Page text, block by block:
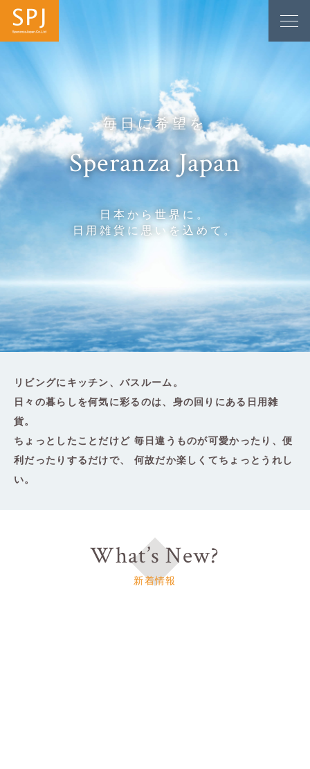
毎日に希望を
Speranza Japan
日本から世界に。
日用雑貨に思いを込めて。
リビングにキッチン、バスルーム。
日々の暮らしを何気に彩るのは、身の回りにある日用雑
貨。
ちょっとしたことだけど 毎日違うものが可愛かったり、便
利だったりするだけで、
何故だか楽しくてちょっとうれし
い。
What’s New?
新着情報